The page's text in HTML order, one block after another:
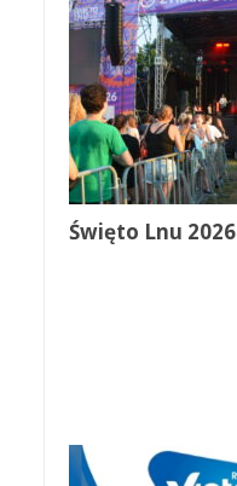
Święto Lnu 2026